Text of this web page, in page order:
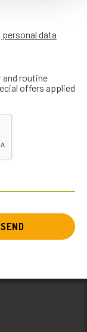
data
and routine
offers applied
SEND